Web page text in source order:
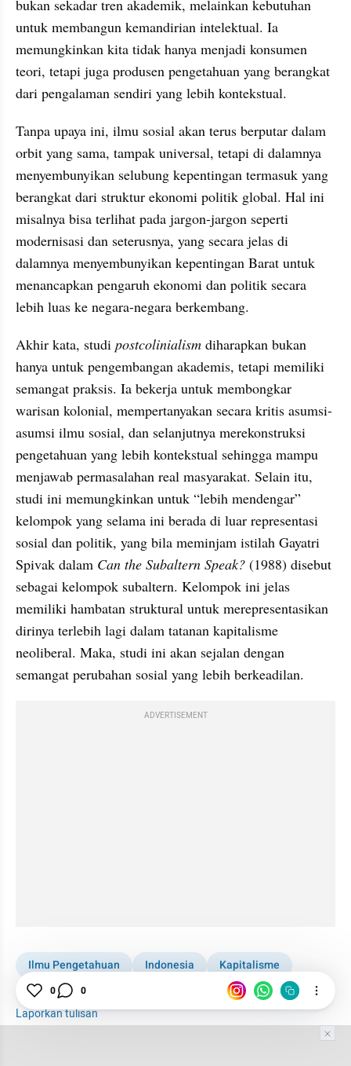
bukan sekadar tren akademik, melainkan kebutuhan
untuk membangun kemandirian intelektual. Ia
memungkinkan kita tidak hanya menjadi konsumen
teori, tetapi juga produsen pengetahuan yang berangkat
dari pengalaman sendiri yang lebih kontekstual.
Tanpa upaya ini, ilmu sosial akan terus berputar dalam
orbit yang sama, tampak universal, tetapi di dalamnya
menyembunyikan selubung kepentingan termasuk yang
berangkat dari struktur ekonomi politik global. Hal ini
misalnya bisa terlihat pada jargon-jargon seperti
modernisasi dan seterusnya, yang secara jelas di
dalamnya menyembunyikan kepentingan Barat untuk
menancapkan pengaruh ekonomi dan politik secara
lebih luas ke negara-negara berkembang.
Akhir kata, studi postcolinialism diharapkan bukan
hanya untuk pengembangan akademis, tetapi memiliki
semangat praksis. Ia bekerja untuk membongkar
warisan kolonial, mempertanyakan secara kritis asumsi-
asumsi ilmu sosial, dan selanjutnya merekonstruksi
pengetahuan yang lebih kontekstual sehingga mampu
menjawab permasalahan real masyarakat. Selain itu,
studi ini memungkinkan untuk “lebih mendengar”
kelompok yang selama ini berada di luar representasi
sosial dan politik, yang bila meminjam istilah Gayatri
Spivak dalam Can the Subaltern Speak? (1988) disebut
sebagai kelompok subaltern. Kelompok ini jelas
memiliki hambatan struktural untuk merepresentasikan
dirinya terlebih lagi dalam tatanan kapitalisme
neoliberal. Maka, studi ini akan sejalan dengan
semangat perubahan sosial yang lebih berkeadilan.
ADVERTISEMENT
Ilmu Pengetahuan Indonesia
Kapitalisme
Neoliberal
Laporkan tulisan
0 0